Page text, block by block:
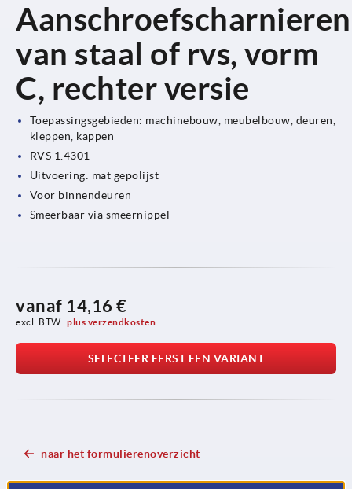
Aanschroefscharnieren
van staal of rvs, vorm
C, rechter versie
Toepassingsgebieden: machinebouw, meubelbouw, deuren,
kleppen, kappen
RVS 1.4301
Uitvoering: mat gepolijst
Voor binnendeuren
Smeerbaar via smeernippel
vanaf 14,16 €
excl. BTW plus verzendkosten
SELECTEER EERST EEN VARIANT
naar het formulierenoverzicht